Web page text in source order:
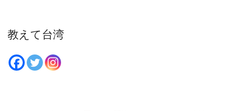
教えて台湾